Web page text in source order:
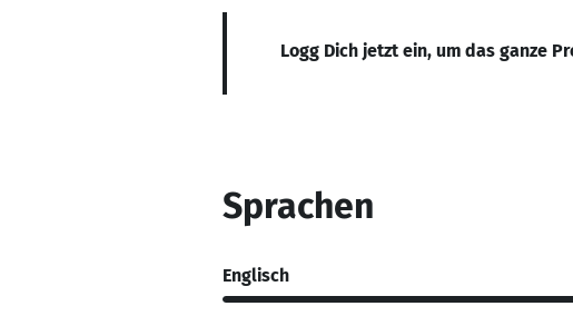
Logg Dich jetzt ein, um das ganze
Sprachen
Englisch